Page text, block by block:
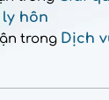
hôn
trong Dịch